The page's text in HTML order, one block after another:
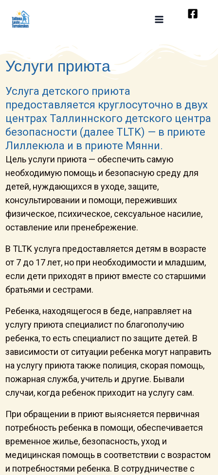
Услуги приюта
Услуга детского приюта
предоставляется круглосуточно в двух
центрах Таллиннского детского центра
безопасности (далее TLTK) — в приюте
Лиллекюла и в приюте Мянни.
Цель услуги приюта — обеспечить самую
необходимую помощь и безопасную среду для
детей, нуждающихся в уходе, защите,
консультировании и помощи, переживших
физическое, психическое, сексуальное насилие,
оставление или пренебрежение.
В ТLTK услуга предоставляется детям в возрасте
от 7 до 17 лет, но при необходимости и младшим,
если дети приходят в приют вместе со старшими
братьями и сестрами.
Ребенка, находящегося в беде, направляет на
услугу приюта специалист по благополучию
ребенка, то есть специалист по защите детей. В
зависимости от ситуации ребенка могут направить
на услугу приюта также полиция, скорая помощь,
пожарная служба, учитель и другие. Бывали
случаи, когда ребенок приходит на услугу сам.
При обращении в приют выясняется первичная
потребность ребенка в помощи, обеспечивается
временное жилье, безопасность, уход и
медицинская помощь в соответствии с возрастом
и потребностями ребенка. В сотрудничестве с